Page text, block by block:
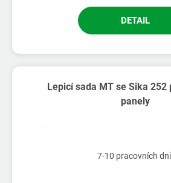
DETAIL
Lepicí sada MT se Sika 252
panely
7-10 pracovních